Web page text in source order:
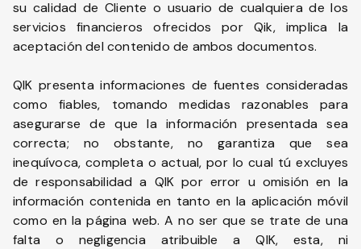
su calidad de Cliente o usuario de cualquiera de los
servicios financieros ofrecidos por Qik, implica la
aceptación del contenido de ambos documentos.
QIK presenta informaciones de fuentes consideradas
como fiables, tomando medidas razonables para
asegurarse de que la información presentada sea
correcta; no obstante, no garantiza que sea
inequívoca, completa o actual, por lo cual tú excluyes
de responsabilidad a QIK por error u omisión en la
información contenida en tanto en la aplicación móvil
como en la página web. A no ser que se trate de una
falta o negligencia atribuible a QIK, esta, ni